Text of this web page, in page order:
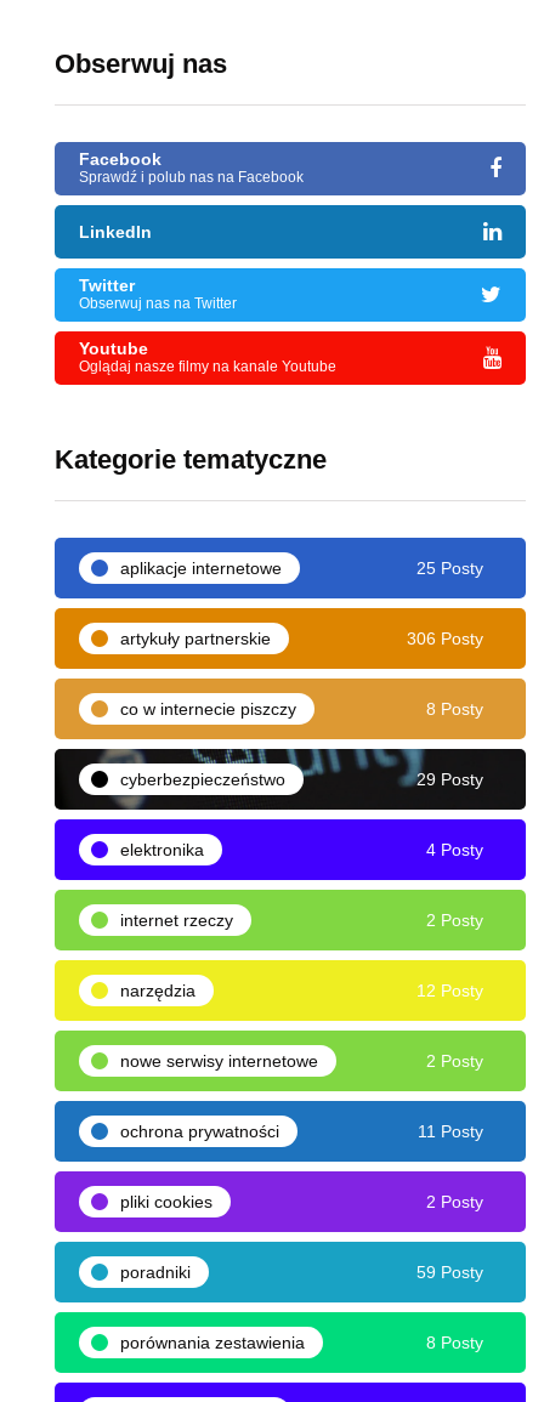
Obserwuj nas
Facebook
Sprawdź i polub nas na Facebook
LinkedIn
Twitter
Obserwuj nas na Twitter
Youtube
Oglądaj nasze filmy na kanale Youtube
Kategorie tematyczne
aplikacje internetowe 25 Posty
artykuły partnerskie 306 Posty
co w internecie piszczy 8 Posty
cyberbezpieczeństwo 29 Posty
elektronika 4 Posty
internet rzeczy 2 Posty
narzędzia 12 Posty
nowe serwisy internetowe 2 Posty
ochrona prywatności 11 Posty
pliki cookies 2 Posty
poradniki 59 Posty
porównania zestawienia 8 Posty